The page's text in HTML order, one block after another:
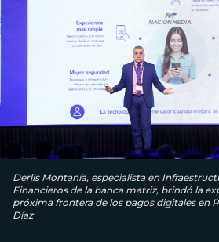
Derlis Montanía, especialista en
Financieros de la banca matriz, brindó la
próxima frontera de los pagos digitales en
Díaz